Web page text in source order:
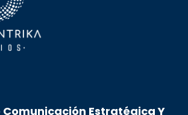
Comunicación Estratégica Y